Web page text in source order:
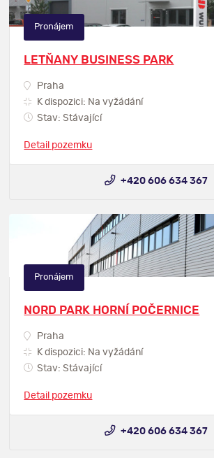
LETŇANY BUSINESS PARK
Praha
K dispozici: Na vyžádání
Stav: Stávající
Detail pozemku
Pronájem
+420 606 634 367
NORD PARK HORNÍ POČERNICE
Praha
K dispozici: Na vyžádání
Stav: Stávající
Detail pozemku
Pronájem
+420 606 634 367